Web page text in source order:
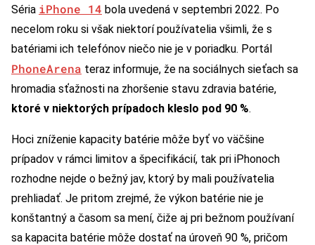
Séria iPhone 14 bola uvedená v septembri 2022. Po
necelom roku si však niektorí používatelia všimli, že s
batériami ich telefónov niečo nie je v poriadku. Portál
PhoneArena teraz informuje, že na sociálnych sieťach sa
hromadia sťažnosti na zhoršenie stavu zdravia batérie,
ktoré v niektorých prípadoch kleslo pod 90 %.
Hoci zníženie kapacity batérie môže byť vo väčšine
prípadov v rámci limitov a špecifikácií, tak pri iPhonoch
rozhodne nejde o bežný jav, ktorý by mali používatelia
prehliadať. Je pritom zrejmé, že výkon batérie nie je
konštantný a časom sa mení, čiže aj pri bežnom používaní
sa kapacita batérie môže dostať na úroveň 90 %, pričom